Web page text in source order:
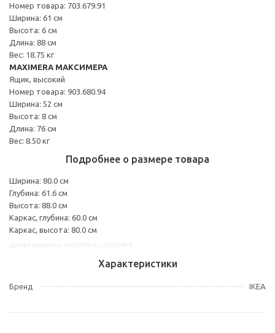
Номер товара: 703.679.91
Ширина: 61 см
Высота: 6 см
Длина: 88 см
Вес: 18.75 кг
MAXIMERA МАКСИМЕРА
Ящик, высокий
Номер товара: 903.680.94
Ширина: 52 см
Высота: 8 см
Длина: 76 см
Вес: 8.50 кг
Подробнее о размере товара
Ширина: 80.0 см
Глубина: 61.6 см
Высота: 88.0 см
Каркас, глубина: 60.0 см
Каркас, высота: 80.0 см
Характеристики
Бренд IKEA